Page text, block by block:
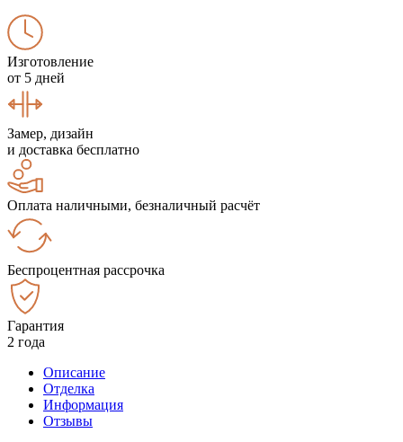
Изготовление
от 5 дней
Замер, дизайн
и доставка бесплатно
Оплата наличными, безналичный расчёт
Беспроцентная рассрочка
Гарантия
2 года
Описание
Отделка
Информация
Отзывы